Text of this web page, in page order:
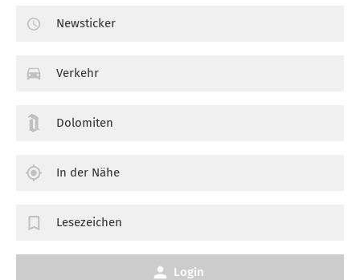
Newsticker
Verkehr
Dolomiten
In der Nähe
Lesezeichen
Login